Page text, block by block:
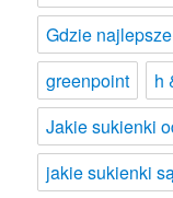
Gdzie
greenpoint
h
Jakie sukienki
jakie sukienki